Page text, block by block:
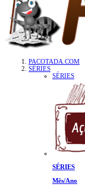
PACOTADA.COM
SÉRIES
SÉRIES
SÉRIES
Mês/Ano